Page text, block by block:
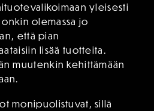
yleisesti
olemassa jo
että pian
lisää tuotteita.
muutenkin kehittämään
monipuolistuvat, sillä